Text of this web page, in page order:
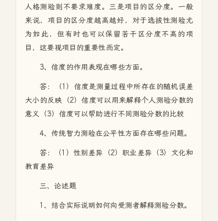
人格测验则不要求难度。三是项目的区分度。一般
来说，项目的区分度越高越好，对于选拔性测验尤
为如此，但有时也可以保留若干区分度不高的项
目，这要视项目的重要性而定。
3、信度的作用表现在哪些方面。
答：（1）信度是测量过程中所存在的随机误差
大小的反映（2）信度可以用来解释个人测验分数的
意义（3）信度可以帮助进行不同测验分数的比较
4、传统智力测验在公平性方面存在哪些问题。
答：（1）性别差异（2）职业差异（3）文化和
教育差异
三、论述题
1、结合实际说明如何向受测者解释测验分数。